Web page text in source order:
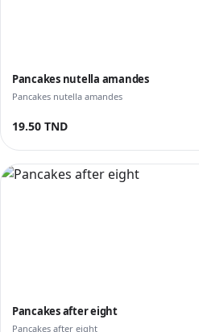
Pancakes nutella amandes
Pancakes nutella amandes
19.50 TND
Pancakes after eight
Pancakes after eight